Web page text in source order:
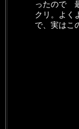
ったので
クリ。よく
で、実はこ